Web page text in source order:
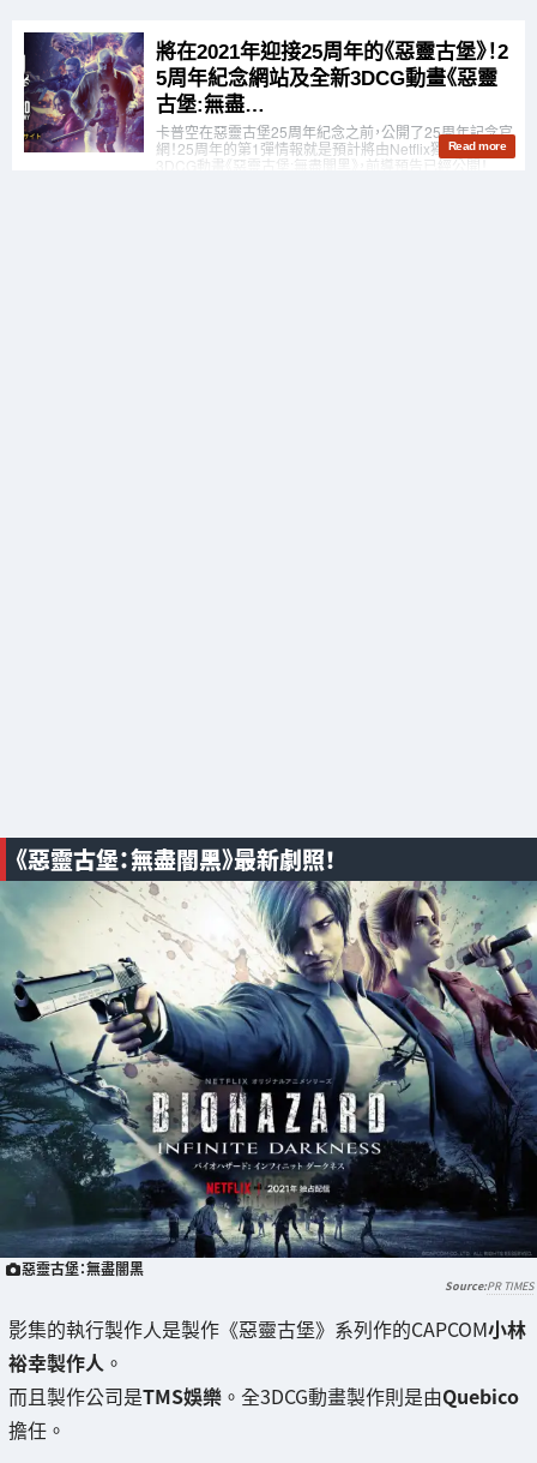
《惡靈古堡：無盡闇黑》最新劇照！
惡靈古堡：無盡闇黑
PR TIMES
影集的執行製作人是製作《惡靈古堡》系列作的CAPCOM小林
裕幸製作人 。
而且製作公司是TMS娛樂 。全3DCG動畫製作則是由Quebico
擔任。